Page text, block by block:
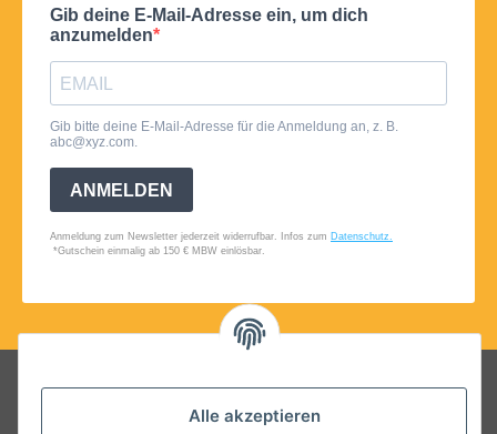
Alle akzeptieren
Folgt uns auf Social Media